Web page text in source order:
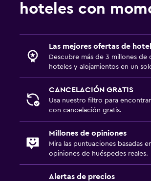
hoteles con
Las mejores ofertas de
Descubre más de 3 millones de
hoteles y alojamientos en un
CANCELACIÓN GRATIS
Usa nuestro filtro para
con cancelación gratis.
Millones de opiniones
Mira las puntuaciones basadas
opiniones de huéspedes reales.
Alertas de precios